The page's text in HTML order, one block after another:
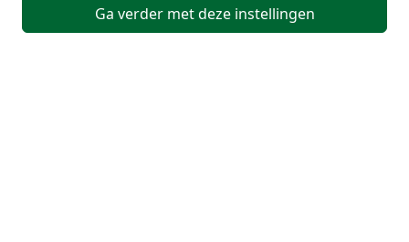
Ga verder met deze instellingen